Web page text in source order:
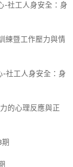
-社工人身安全：身
練暨工作壓力與情
-社工人身安全：身
的心理反應與正